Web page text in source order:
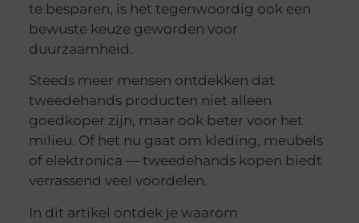
te besparen, is het tegenwoordig ook een
bewuste keuze geworden voor
duurzaamheid.
Steeds meer mensen ontdekken dat
tweedehands producten niet alleen
goedkoper zijn, maar ook beter voor het
milieu. Of het nu gaat om kleding, meubels
of elektronica — tweedehands kopen biedt
verrassend veel voordelen.
In dit artikel ontdek je waarom